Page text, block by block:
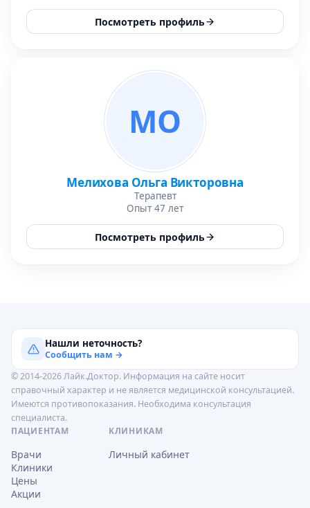
Посмотреть профиль
МО
Мелихова Ольга Викторовна
Терапевт
Опыт 47 лет
Посмотреть профиль
Нашли неточность?
Сообщить нам →
© 2014-2026 Лайк.Доктор. Информация на сайте носит
справочный характер и не является медицинской консультацией.
Имеются противопоказания. Необходима консультация
специалиста.
ПАЦИЕНТАМ
Врачи
Клиники
Цены
Акции
КЛИНИКАМ
Личный кабинет